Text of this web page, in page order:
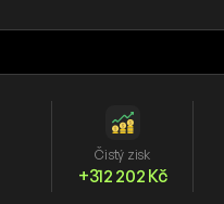
Čistý zisk
+312 202 Kč